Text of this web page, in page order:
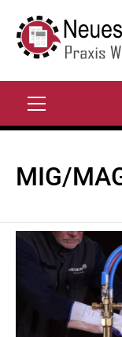
Inhalt
springen
NEUES
MIG/